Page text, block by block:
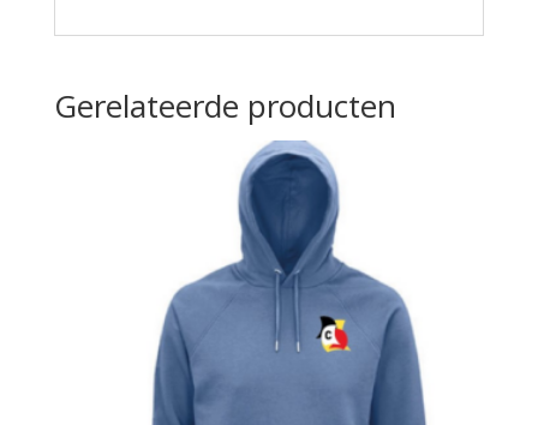
Gerelateerde producten